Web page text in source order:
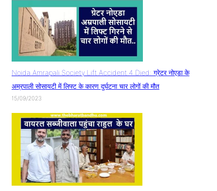
Noida Amrapali Society Lift Accident 4 Died: ग्रेटर नोएडा के
अम्रपाली सोसायटी में लिफ्ट के कारण दुर्घटना चार लोगों की मौत
15/09/2023